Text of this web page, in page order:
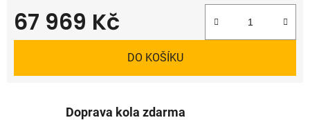
67 969 Kč
Měrná cena:
DO KOŠÍKU
Doprava kola zdarma